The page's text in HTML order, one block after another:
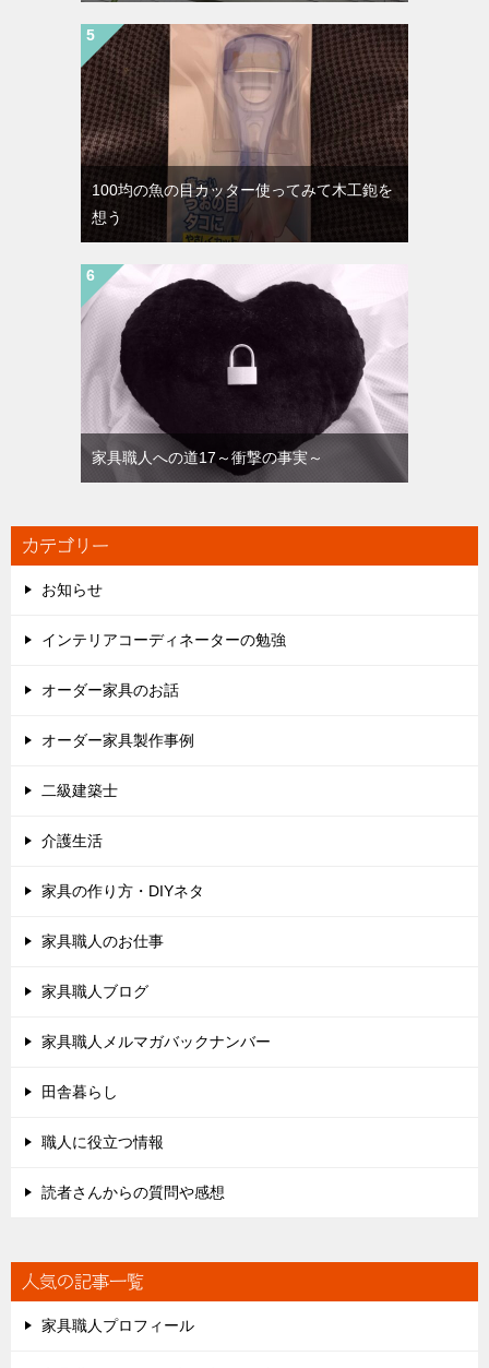
100均の魚の目カッター使ってみて木工鉋を
想う
家具職人への道17～衝撃の事実～
カテゴリー
お知らせ
インテリアコーディネーターの勉強
オーダー家具のお話
オーダー家具製作事例
二級建築士
介護生活
家具の作り方・DIYネタ
家具職人のお仕事
家具職人ブログ
家具職人メルマガバックナンバー
田舎暮らし
職人に役立つ情報
読者さんからの質問や感想
人気の記事一覧
家具職人プロフィール